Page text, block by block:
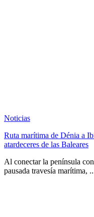
Noticias
Ruta marítima de Dénia a
atardeceres de las Baleares
Al conectar la península
pausada travesía marítima,